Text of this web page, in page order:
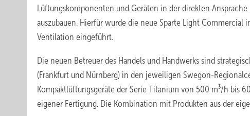
Lüftungskomponenten und Geräten in der direkten
auszubauen. Hierfür wurde die neue Sparte Light
Ventilation eingeführt.
Die neuen Betreuer des Handels und Handwerks sind
(Frankfurt und Nürnberg) in den jeweiligen Swegon-
Kompaktlüftungsgeräte der Serie Titanium von 500 m³/h bis
eigener Fertigung. Die Kombination mit Produkten aus der